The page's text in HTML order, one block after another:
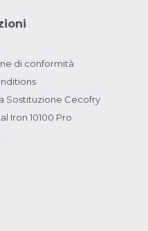
di conformità
Sostituzione Cecofry
Iron 10100 Pro